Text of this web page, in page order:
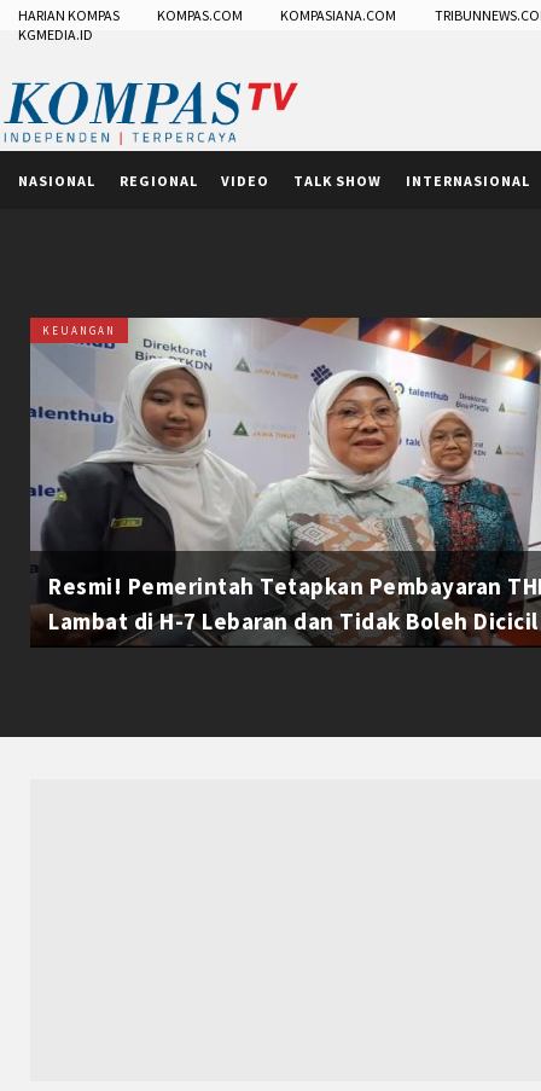
HARIAN KOMPAS KOMPAS.COM KOMPASIANA.COM
KGMEDIA.ID
NASIONAL REGIONAL VIDEO TALK SHOW INTERNASIONAL
KEUANGAN
Resmi! Pemerintah Tetapkan Pembayaran
Lambat di H-7 Lebaran dan Tidak Boleh Dicicil